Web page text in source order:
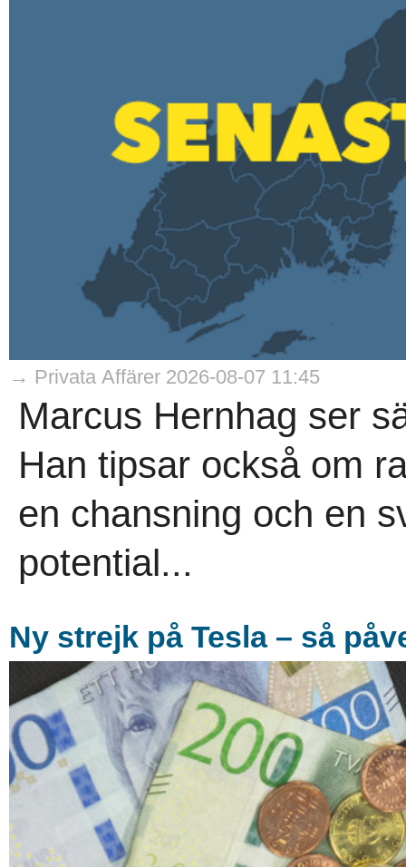
→ Privata Affärer 2026-08-07 11:45
Marcus Hernhag ser
Han tipsar också om
en chansning och en
potential...
Ny strejk på Tesla – så